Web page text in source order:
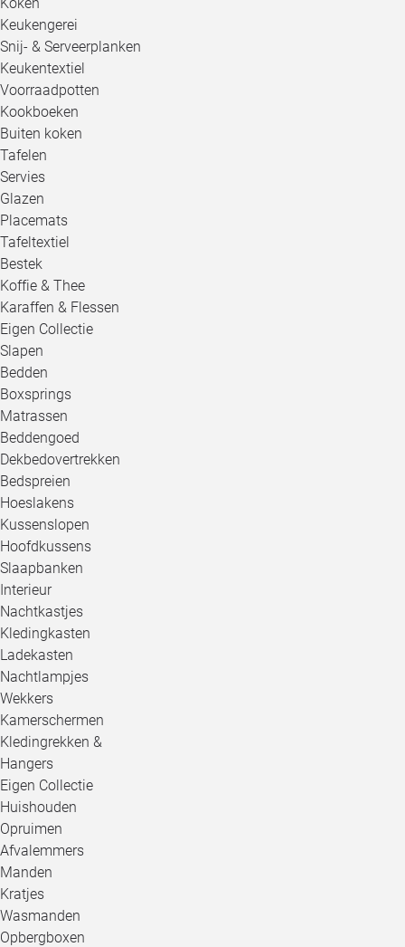
Keukengerei
Snij- & Serveerplanken
Keukentextiel
Voorraadpotten
Kookboeken
Buiten koken
Tafelen
Servies
Glazen
Placemats
Tafeltextiel
Bestek
Koffie & Thee
Karaffen & Flessen
Eigen Collectie
Slapen
Bedden
Boxsprings
Matrassen
Beddengoed
Dekbedovertrekken
Bedspreien
Hoeslakens
Kussenslopen
Hoofdkussens
Slaapbanken
Interieur
Nachtkastjes
Kledingkasten
Ladekasten
Nachtlampjes
Wekkers
Kamerschermen
Kledingrekken &
Hangers
Eigen Collectie
Huishouden
Opruimen
Afvalemmers
Manden
Kratjes
Wasmanden
Opbergboxen